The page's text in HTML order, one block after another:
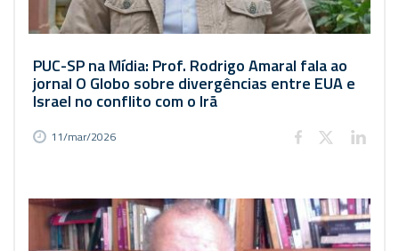
PUC-SP na Mídia: Prof. Rodrigo Amaral fala ao
jornal O Globo sobre divergências entre EUA e
Israel no conflito com o Irã
11/mar/2026